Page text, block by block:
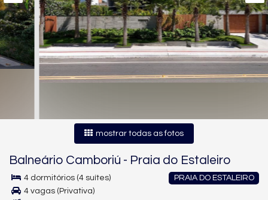
mostrar todas as fotos
Balneário Camboriú - Praia do Estaleiro
PRAIA DO ESTALEIRO
4 dormitórios (4 suítes)
4 vagas (Privativa)